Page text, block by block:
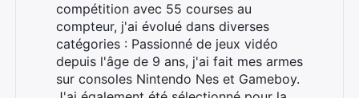
compétition avec 55 courses au
compteur, j'ai évolué dans diverses
catégories : Passionné de jeux vidéo
depuis l'âge de 9 ans, j'ai fait mes armes
sur consoles Nintendo Nes et Gameboy.